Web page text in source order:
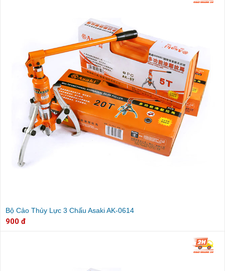
Bộ Cảo Thủy Lực 3 Chấu Asaki AK-0614
900 đ